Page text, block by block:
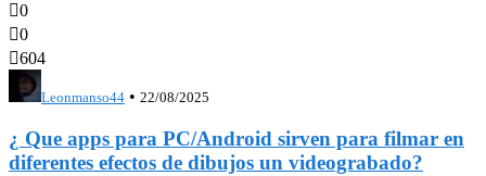
0
0
604
Leonmanso44 • 22/08/2025
¿ Que apps para PC/Android sirven para filmar en
diferentes efectos de dibujos un videograbado?